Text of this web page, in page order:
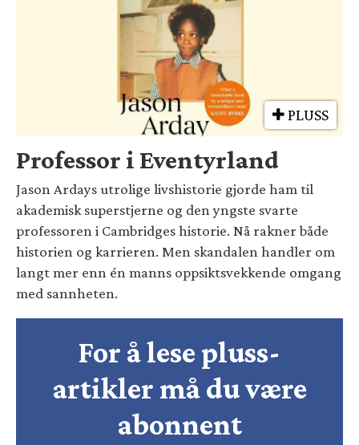
PLUSS
Professor i Eventyrland
Jason Ardays utrolige livshistorie gjorde ham til
akademisk superstjerne og den yngste svarte
professoren i Cambridges historie. Nå rakner både
historien og karrieren. Men skandalen handler om
langt mer enn én manns oppsiktsvekkende omgang
med sannheten.
For å lese pluss-
artikler må du være
abonnent